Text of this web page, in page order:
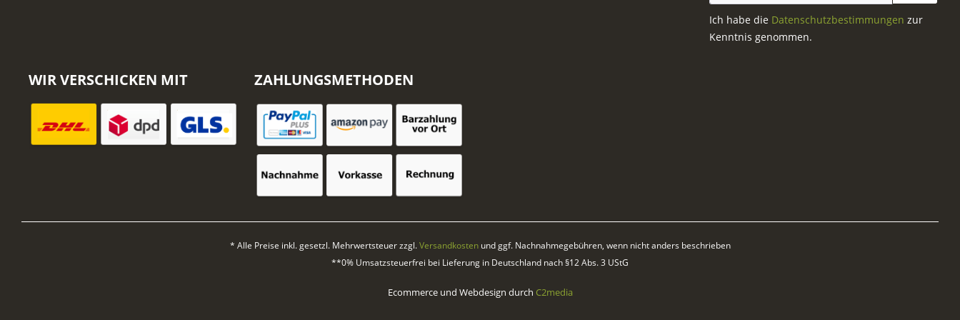
Ich habe die Datenschutzbestimmungen zur
Kenntnis genommen.
WIR VERSCHICKEN MIT ZAHLUNGSMETHODEN
* Alle Preise inkl. gesetzl. Mehrwertsteuer zzgl.Versandkostenund ggf. Nachnahmegebühren, wenn nicht anders beschrieben
**0% Umsatzsteuerfrei bei Lieferung in Deutschland nach §12 Abs. 3 UStG
Ecommerce und Webdesign durch C2media